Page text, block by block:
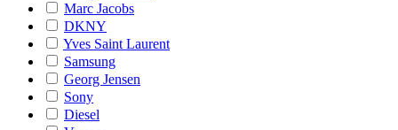
Marc Jacobs
DKNY
Yves Saint Laurent
Samsung
Georg Jensen
Sony
Diesel